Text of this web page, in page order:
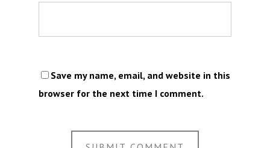
Save my name, email, and website in this
browser for the next time I comment.